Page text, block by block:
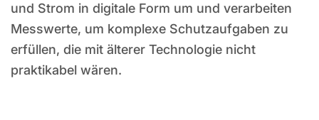
und Strom in digitale Form um und verarbeiten
Messwerte, um komplexe Schutzaufgaben zu
erfüllen, die mit älterer Technologie nicht
praktikabel wären.